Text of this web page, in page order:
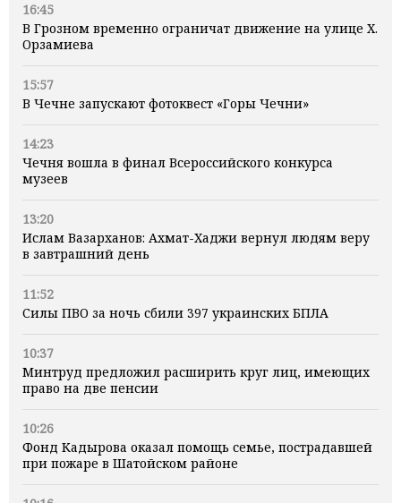
16:45
В Грозном временно ограничат движение на улице Х.
Орзамиева
15:57
В Чечне запускают фотоквест «Горы Чечни»
14:23
Чечня вошла в финал Всероссийского конкурса
музеев
13:20
Ислам Вазарханов: Ахмат-Хаджи вернул людям веру
в завтрашний день
11:52
Силы ПВО за ночь сбили 397 украинских БПЛА
10:37
Минтруд предложил расширить круг лиц, имеющих
право на две пенсии
10:26
Фонд Кадырова оказал помощь семье, пострадавшей
при пожаре в Шатойском районе